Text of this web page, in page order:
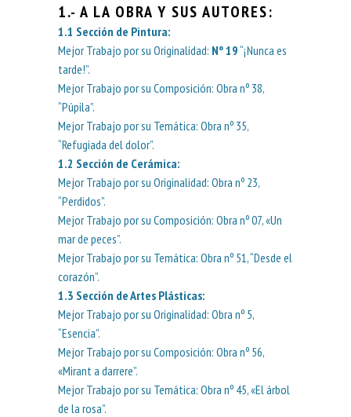
1.- A LA OBRA Y SUS AUTORES:
1.1 Sección de Pintura:
Mejor Trabajo por su Originalidad: Nº 19“¡Nunca es
tarde!”.
Mejor Trabajo por su Composición: Obra nº 38,
“Púpila”.
Mejor Trabajo por su Temática: Obra nº 35,
“Refugiada del dolor”.
1.2 Sección de Cerámica:
Mejor Trabajo por su Originalidad: Obra nº 23,
“Perdidos”.
Mejor Trabajo por su Composición: Obra nº 07, «Un
mar de peces”.
Mejor Trabajo por su Temática: Obra nº 51, “Desde el
corazón”.
1.3 Sección de Artes Plásticas:
Mejor Trabajo por su Originalidad: Obra nº 5,
“Esencia”.
Mejor Trabajo por su Composición: Obra nº 56,
«Mirant a darrere”.
Mejor Trabajo por su Temática: Obra nº 45, «El árbol
de la rosa”.